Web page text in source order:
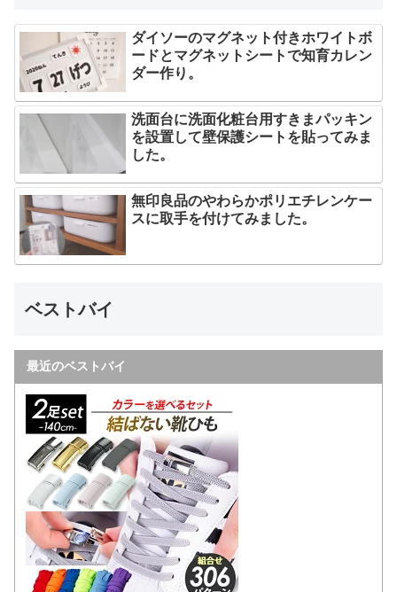
ダイソーのマグネット付きホワイトボ
ードとマグネットシートで知育カレン
ダー作り。
洗面台に洗面化粧台用すきまパッキン
を設置して壁保護シートを貼ってみま
した。
無印良品のやわらかポリエチレンケー
スに取手を付けてみました。
ベストバイ
最近のベストバイ